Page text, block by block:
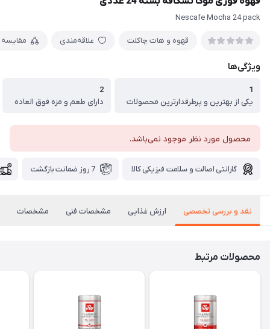
Nescafe Mocha 24 pack
قهوه و هات چاکلت علاقه‌مندی مقایسه
ویژگی‌ها
1
یکی از بهترین و پرطرفدارترین محصولات
2
دارای طعم و مزه فوق العاده
محصول مورد نظر موجود نمی‌باشد.
گارانتی اصالت و سلامت فیزیکی کالا 7 روز ضمانت بازگشت
نقد و بررسی تخصصی ارزش غذایی مشخصات فنی مشخصات
محصولات مرتبط